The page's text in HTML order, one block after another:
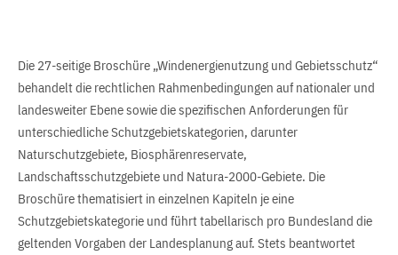
Die 27-seitige Broschüre „Windenergienutzung und Gebietsschutz“
behandelt die rechtlichen Rahmenbedingungen auf nationaler und
landesweiter Ebene sowie die spezifischen Anforderungen für
unterschiedliche Schutzgebietskategorien, darunter
Naturschutzgebiete, Biosphärenreservate,
Landschaftsschutzgebiete und Natura-2000-Gebiete. Die
Broschüre thematisiert in einzelnen Kapiteln je eine
Schutzgebietskategorie und führt tabellarisch pro Bundesland die
geltenden Vorgaben der Landesplanung auf. Stets beantwortet